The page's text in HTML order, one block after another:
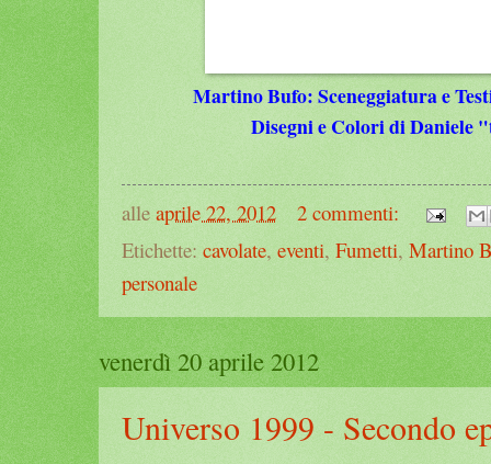
Martino Bufo: Sceneggiatura e
Disegni e Colori di Daniele
alle aprile 22, 2012
2 commenti:
Etichette: cavolate, eventi, Fumetti, Martino
personale
venerdì 20 aprile 2012
Universo 1999 - Secondo